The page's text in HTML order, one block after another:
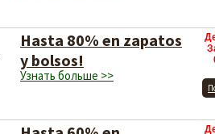
Hasta 80% en zapatos
y bolsos!
Узнать больше >>